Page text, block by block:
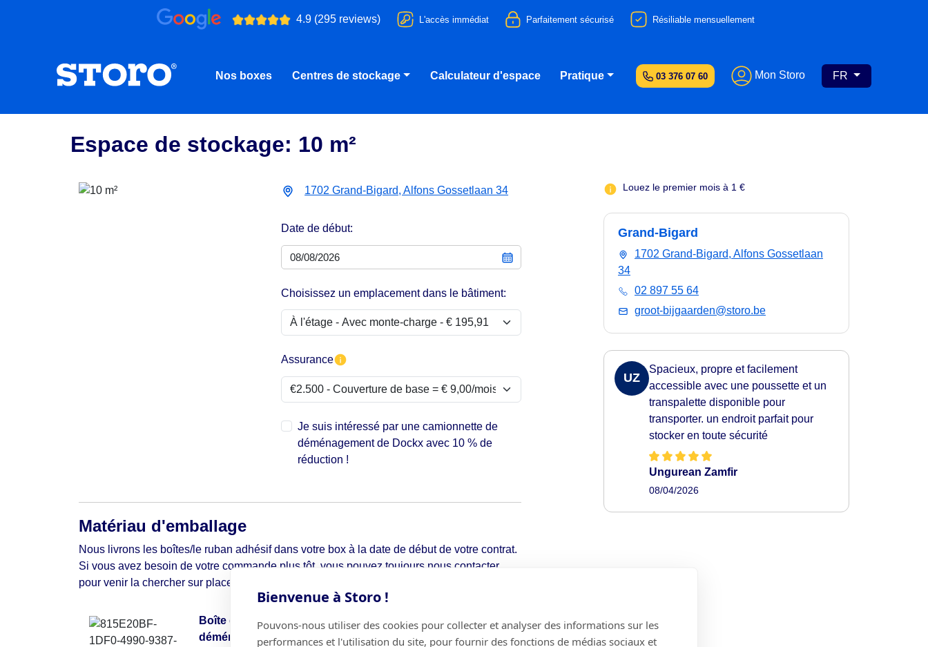
Bienvenue à Storo !
Pouvons-nous utiliser des cookies pour collecter et analyser des informations sur les
performances et l'utilisation du site, pour fournir des fonctions de médias sociaux et
4.9 (295 reviews) L'accès immédiat Parfaitement sécurisé Résiliable mensuellement
03 376 07 60 Mon Storo FR
Nos boxes Centres de stockage Calculateur d'espace Pratique
Espace de stockage: 10 m²
1702 Grand-Bigard, Alfons Gossetlaan 34
Date de début:
Choisissez un emplacement dans le bâtiment:
Assurance
Je suis intéressé par une camionnette de
déménagement de Dockx avec 10 % de
réduction !
Matériau d'emballage
Nous livrons les boîtes/le ruban adhésif dans votre box à la date de début de votre contrat.
Si vous avez besoin de votre commande plus tôt, vous pouvez toujours nous contacter
pour venir la chercher sur place.
Boîte de
déménagement
Louez le premier mois à 1 €
Grand-Bigard
1702 Grand-Bigard, Alfons Gossetlaan
34
02 897 55 64
groot-bijgaarden@storo.be
UZ
Spacieux, propre et facilement
accessible avec une poussette et un
transpalette disponible pour
transporter. un endroit parfait pour
stocker en toute sécurité
Ungurean Zamfir
08/04/2026